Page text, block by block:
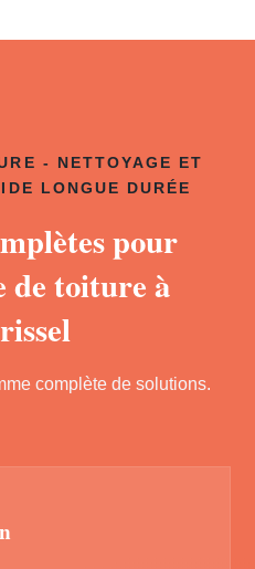
- NETTOYAGE ET
LONGUE DURÉE
pour
de toiture à
complète de solutions.